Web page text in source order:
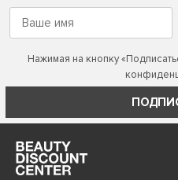
Нажимая на кнопку